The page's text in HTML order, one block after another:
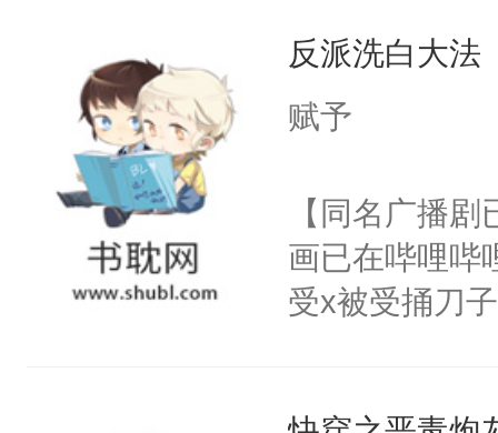
来，给老公亲
用力——为你
反派洗白大法
赋予
【同名广播
画已在哔哩哔
受x被受捅刀